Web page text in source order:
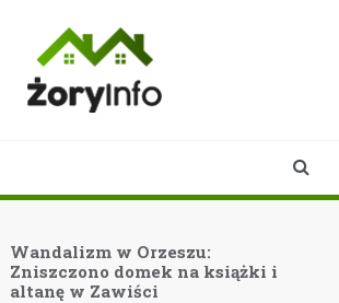
Wandalizm w Orzeszu:
Zniszczono domek na książki i
altanę w Zawiści